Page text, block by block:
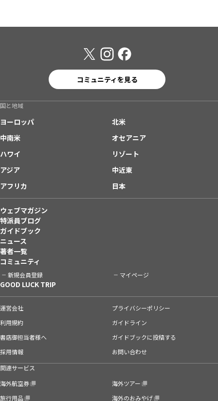
コミュニティを見る
国と地域
ヨーロッパ
北米
中南米
オセアニア
ハワイ
リゾート
アジア
中近東
アフリカ
日本
ウェブマガジン
特派員ブログ
ガイドブック
ニュース
著者一覧
コミュニティ
新規会員登録 マイページ
GOOD LUCK TRIP
運営会社
プライバシーポリシー
利用規約
ガイドライン
書店御担当者様へ
ガイドブックに投稿する
採用情報
お問い合わせ
関連サービス
海外航空券
海外ツアー
旅行用品
海外のおみやげ